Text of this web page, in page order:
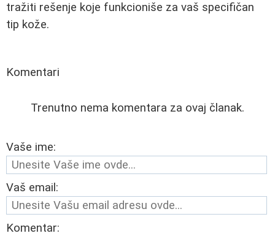
tražiti rešenje koje funkcioniše za vaš specifičan
tip kože.
Komentari
Trenutno nema komentara za ovaj članak.
Vaše ime:
Vaš email:
Komentar: